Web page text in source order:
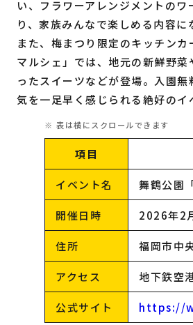
い、フラワーアレンジメントのワ
り、家族みんなで楽しめる内容に
また、梅まつり限定のキッチンカ
マルシェ」では、地元の新鮮野
ったスイーツなどが登場。入園無
気を一足早く感じられる絶好のイ
項目
イベント名 舞鶴公園
開催日時 2026年2
住所 福岡市中
アクセス 地下鉄空
公式サイト https://